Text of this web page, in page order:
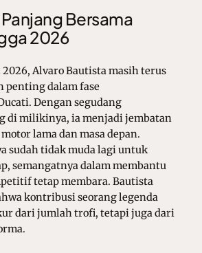
Bersama
2026
Alvaro Bautista masih terus
penting dalam fase
Dengan segudang
di milikinya, ia menjadi jembatan
lama dan masa depan.
sudah tidak muda lagi untuk
semangatnya dalam membantu
tetap membara. Bautista
kontribusi seorang legenda
dari jumlah trofi, tetapi juga dari